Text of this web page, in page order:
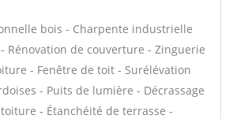
bois - Charpente industrielle
Rénovation de couverture - Zinguerie
- Fenêtre de toit - Surélévation
- Puits de lumière - Décrassage
- Étanchéité de terrasse -